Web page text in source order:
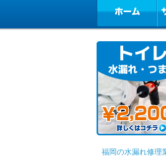
福岡の水漏れ修理